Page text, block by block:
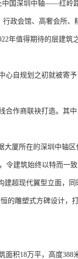
国深圳中轴——红岭
政会馆、高奢会所、
年值得期待的层建筑之
自规划之初就被寄
作商联袂打造。其
大厦所在的深圳中轴
建筑始终以特而一
超现代翼型立面，
的雕塑式方碑设计，
积18万平，高度388